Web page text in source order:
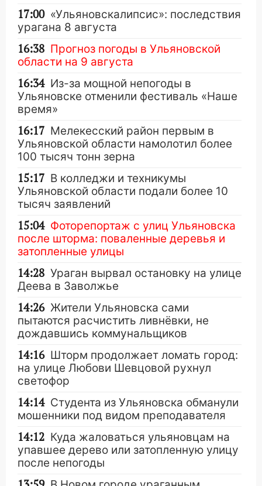
17:00 «Ульяновскалипсис»: последствия
урагана 8 августа
16:38 Прогноз погоды в Ульяновской
области на 9 августа
16:34 Из-за мощной непогоды в
Ульяновске отменили фестиваль «Наше
время»
16:17 Мелекесский район первым в
Ульяновской области намолотил более
100 тысяч тонн зерна
15:17 В колледжи и техникумы
Ульяновской области подали более 10
тысяч заявлений
15:04 Фоторепортаж с улиц Ульяновска
после шторма: поваленные деревья и
затопленные улицы
14:28 Ураган вырвал остановку на улице
Деева в Заволжье
14:26 Жители Ульяновска сами
пытаются расчистить ливнёвки, не
дождавшись коммунальщиков
14:16 Шторм продолжает ломать город:
на улице Любови Шевцовой рухнул
светофор
14:14 Студента из Ульяновска обманули
мошенники под видом преподавателя
14:12 Куда жаловаться ульяновцам на
упавшее дерево или затопленную улицу
после непогоды